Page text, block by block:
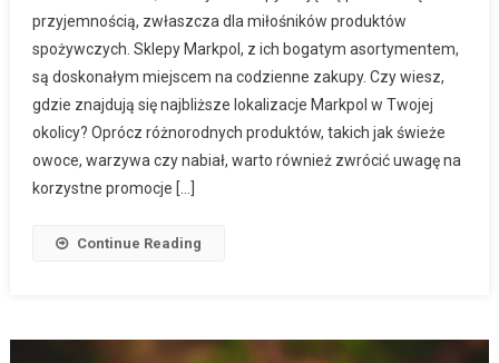
przyjemnością, zwłaszcza dla miłośników produktów
spożywczych. Sklepy Markpol, z ich bogatym asortymentem,
są doskonałym miejscem na codzienne zakupy. Czy wiesz,
gdzie znajdują się najbliższe lokalizacje Markpol w Twojej
okolicy? Oprócz różnorodnych produktów, takich jak świeże
owoce, warzywa czy nabiał, warto również zwrócić uwagę na
korzystne promocje […]
Continue Reading